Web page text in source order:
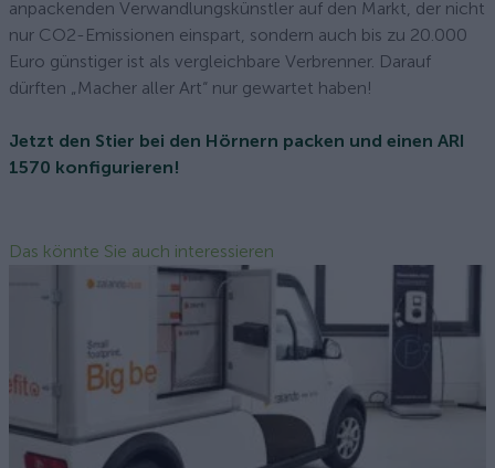
anpackenden Verwandlungskünstler auf den Markt, der nicht
nur CO2-Emissionen einspart, sondern auch bis zu 20.000
Euro günstiger ist als vergleichbare Verbrenner. Darauf
dürften „Macher aller Art“ nur gewartet haben!
Jetzt den Stier bei den Hörnern packen und einen ARI
1570 konfigurieren!
Das könnte Sie auch interessieren